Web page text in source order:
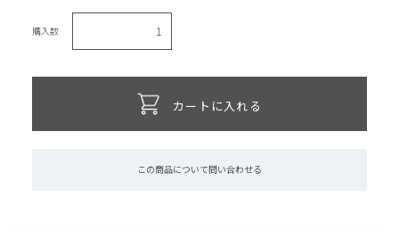
購入数
カートに入れる
この商品について問い合わせる